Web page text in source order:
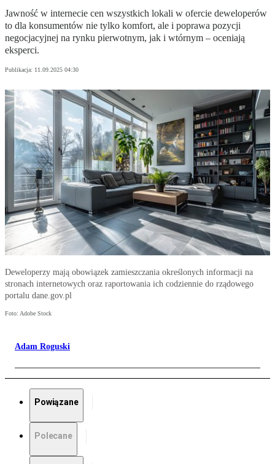
Jawność w internecie cen wszystkich lokali w ofercie deweloperów
to dla konsumentów nie tylko komfort, ale i poprawa pozycji
negocjacyjnej na rynku pierwotnym, jak i wtórnym – oceniają
eksperci.
Publikacja: 11.09.2025 04:30
Deweloperzy mają obowiązek zamieszczania określonych informacji na
stronach internetowych oraz raportowania ich codziennie do rządowego
portalu dane.gov.pl
Foto: Adobe Stock
Adam Roguski
Powiązane
Polecane